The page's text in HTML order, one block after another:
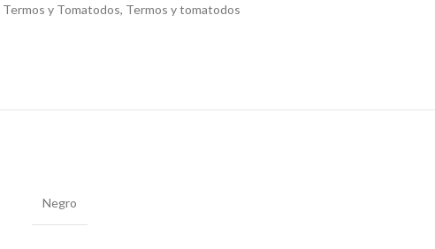
Termos y Tomatodos, Termos y tomatodos
Negro